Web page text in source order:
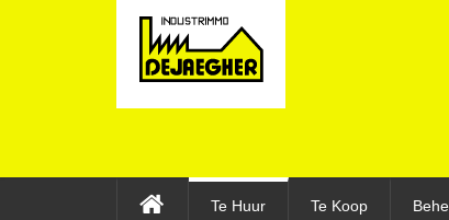
Te Huur Te Koop